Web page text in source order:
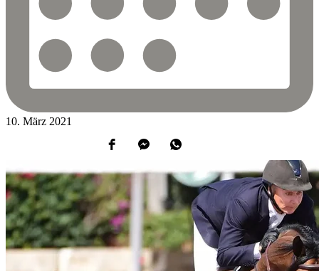
10. März 2021